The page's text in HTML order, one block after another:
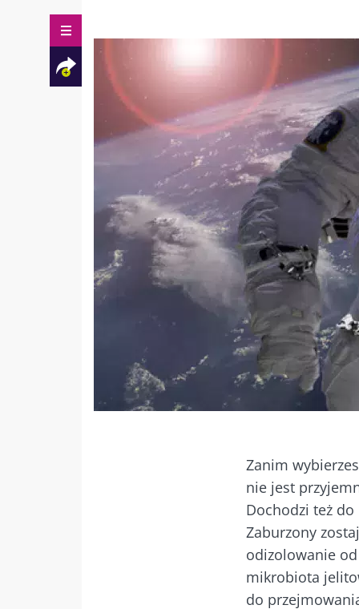
FacebookTwitter
Mail
Zanim
nie jest
Dochodzi też do
Zaburzony
odizolowanie od
mikrobiota
do